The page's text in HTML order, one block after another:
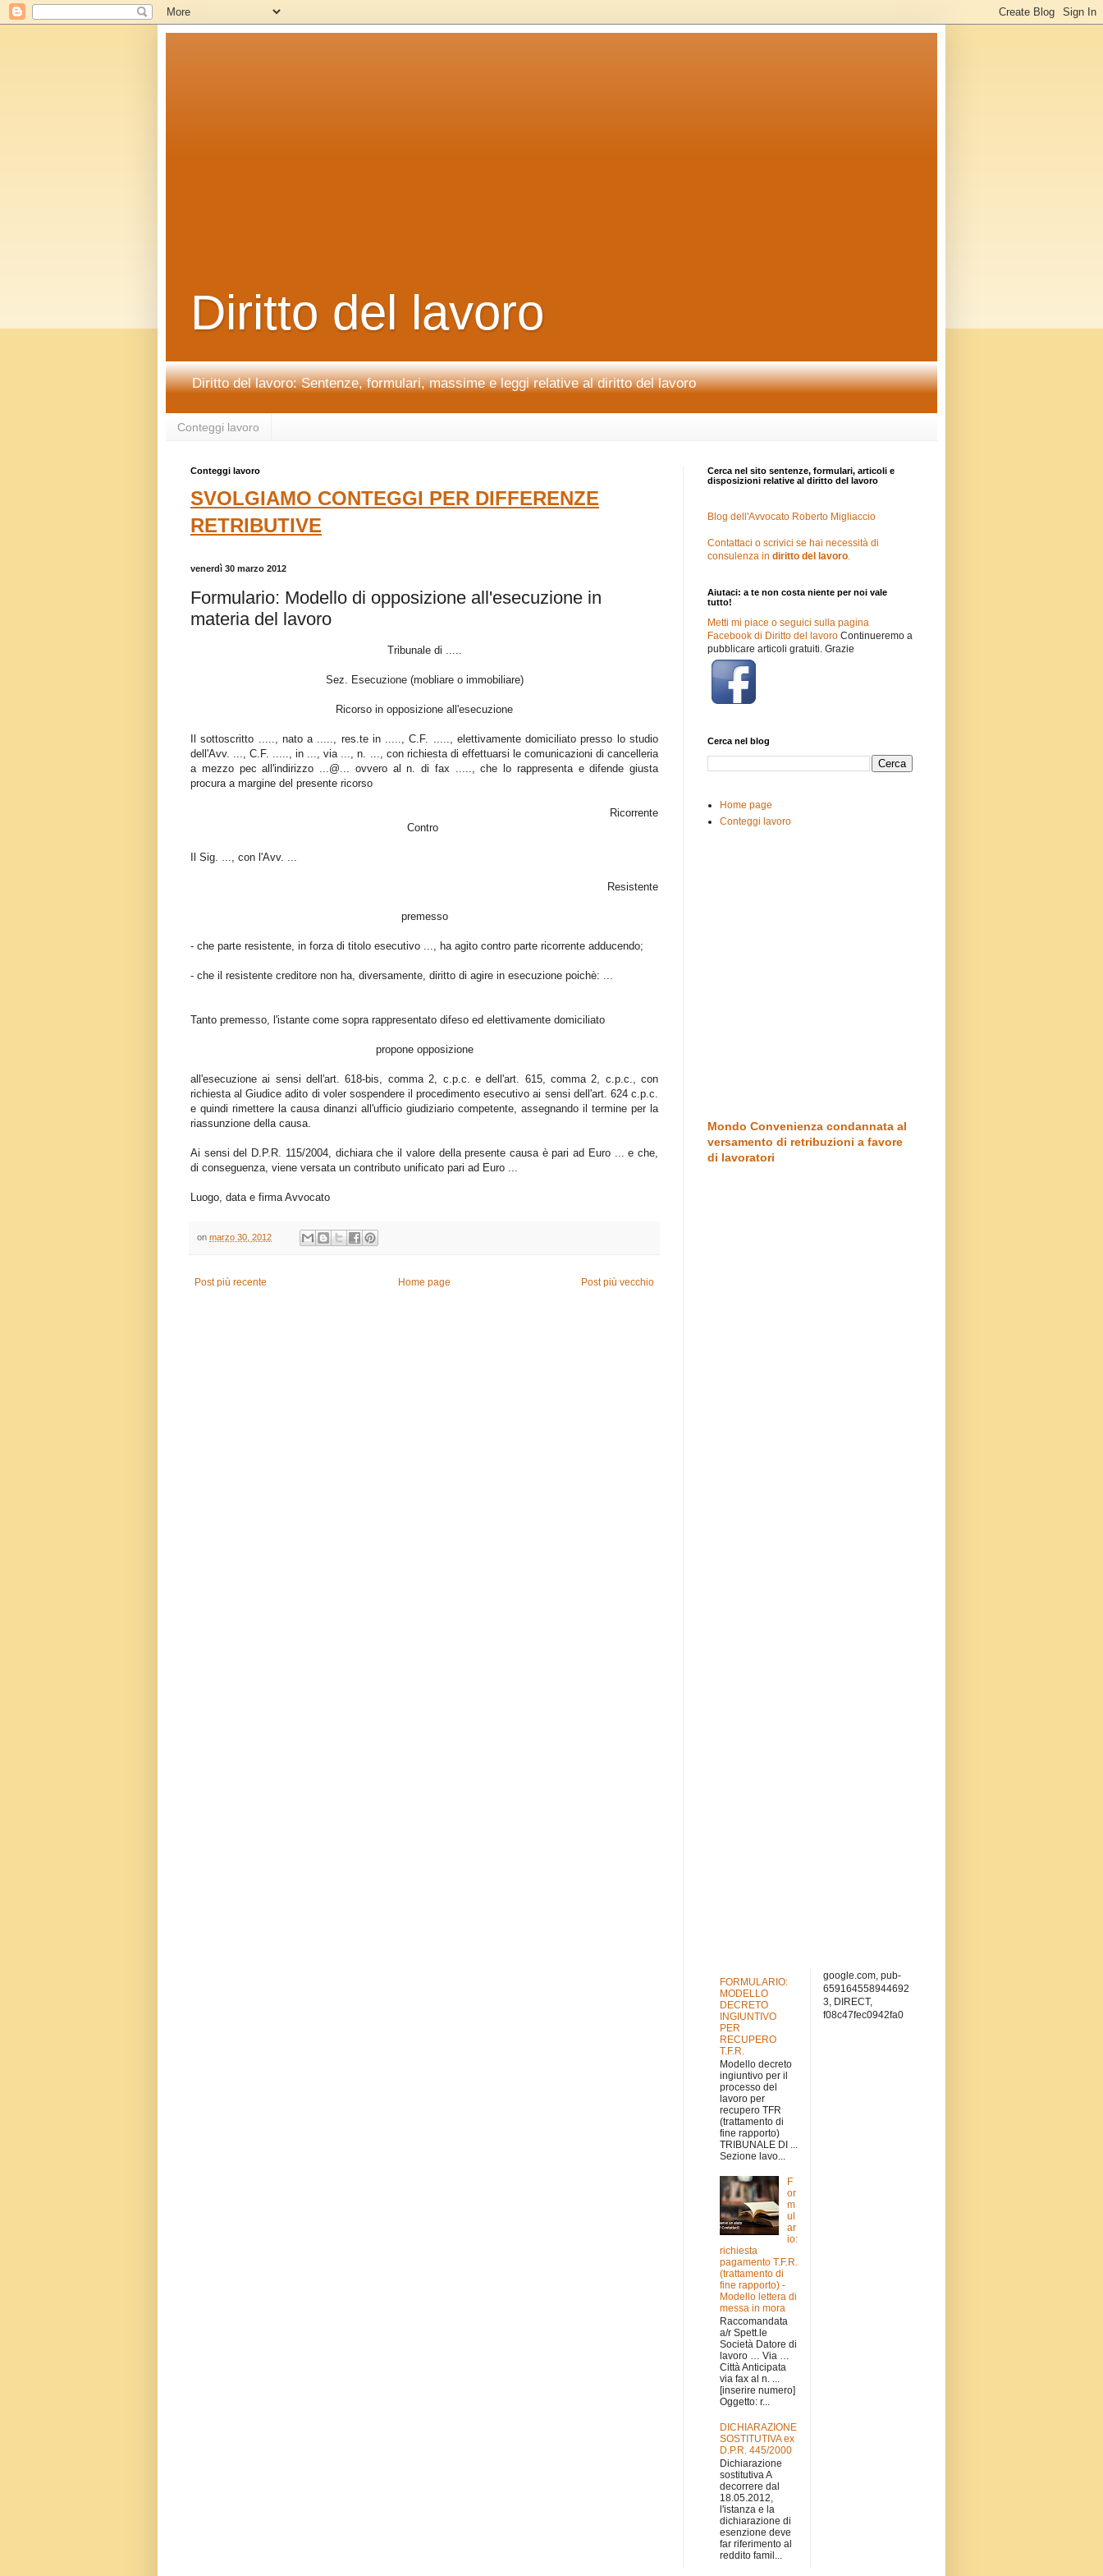
Diritto del lavoro
Diritto del lavoro: Sentenze, formulari, massime e leggi relative al diritto del lavoro
Conteggi lavoro
Conteggi lavoro
SVOLGIAMO CONTEGGI PER DIFFERENZE
RETRIBUTIVE
venerdì 30 marzo 2012
Formulario: Modello di opposizione all'esecuzione in
materia del lavoro
Tribunale di .....
Sez. Esecuzione (mobliare o immobiliare)
Ricorso in opposizione all'esecuzione
Il sottoscritto ....., nato a ....., res.te in ....., C.F. ....., elettivamente domiciliato presso lo studio
dell'Avv. ..., C.F. ....., in ..., via ..., n. ..., con richiesta di effettuarsi le comunicazioni di cancelleria
a mezzo pec all'indirizzo ...@... ovvero al n. di fax ....., che lo rappresenta e difende giusta
procura a margine del presente ricorso
Ricorrente
Contro
Il Sig. ..., con l'Avv. ...
Resistente
premesso
- che parte resistente, in forza di titolo esecutivo ..., ha agito contro parte ricorrente adducendo;
- che il resistente creditore non ha, diversamente, diritto di agire in esecuzione poichè: ...
Tanto premesso, l'istante come sopra rappresentato difeso ed elettivamente domiciliato
propone opposizione
all'esecuzione ai sensi dell'art. 618-bis, comma 2, c.p.c. e dell'art. 615, comma 2, c.p.c., con
richiesta al Giudice adito di voler sospendere il procedimento esecutivo ai sensi dell'art. 624 c.p.c.
e quindi rimettere la causa dinanzi all'ufficio giudiziario competente, assegnando il termine per la
riassunzione della causa.
Ai sensi del D.P.R. 115/2004, dichiara che il valore della presente causa è pari ad Euro ... e che,
di conseguenza, viene versata un contributo unificato pari ad Euro ...
Luogo, data e firma Avvocato
on marzo 30, 2012
Post più recente Post più vecchio
Home page
Cerca nel sito sentenze, formulari, articoli e
disposizioni relative al diritto del lavoro
Blog dell'Avvocato Roberto Migliaccio
Contattaci o scrivici se hai necessità di
consulenza in diritto del lavoro.
Aiutaci: a te non costa niente per noi vale
tutto!
Metti mi piace o seguici sulla pagina
Facebook di Diritto del lavoro Continueremo a
pubblicare articoli gratuiti. Grazie
Cerca nel blog
Home page
Conteggi lavoro
Mondo Convenienza condannata al
versamento di retribuzioni a favore
di lavoratori
FORMULARIO:
MODELLO
DECRETO
INGIUNTIVO
PER
RECUPERO
T.F.R.
Modello decreto
ingiuntivo per il
processo del
lavoro per
recupero TFR
(trattamento di
fine rapporto)
TRIBUNALE DI ...
Sezione lavo...
F
or
m
ul
ar
io:
richiesta
pagamento T.F.R.
(trattamento di
fine rapporto) -
Modello lettera di
messa in mora
Raccomandata
a/r Spett.le
Società Datore di
lavoro … Via …
Città Anticipata
via fax al n. ...
[inserire numero]
Oggetto: r...
DICHIARAZIONE
SOSTITUTIVA ex
D.P.R. 445/2000
Dichiarazione
sostitutiva A
decorrere dal
18.05.2012,
l'istanza e la
dichiarazione di
esenzione deve
far riferimento al
reddito famil...
google.com, pub-
659164558944692
3, DIRECT,
f08c47fec0942fa0